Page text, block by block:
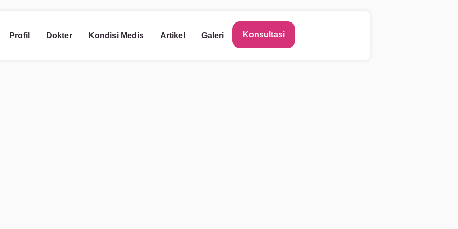
Profil Dokter Kondisi Medis Artikel Galeri Konsultasi